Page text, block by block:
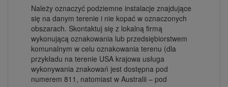
Należy oznaczyć podziemne instalacje znajdujące
się na danym terenie i nie kopać w oznaczonych
obszarach. Skontaktuj się z lokalną firmą
wykonującą oznakowania lub przedsiębiorstwem
komunalnym w celu oznakowania terenu (dla
przykładu na terenie USA krajowa usługa
wykonywania znakowań jest dostępna pod
numerem 811, natomiast w Australii – pod